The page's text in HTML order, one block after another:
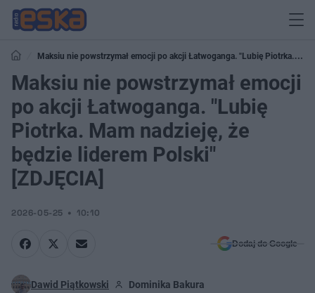
Maksiu nie powstrzymał emocji po akcji Łatwoganga. "Lubię Piotrka.
Mam nadzieję, że będzie liderem Polski" [ZDJĘCIA]
Maksiu nie powstrzymał emocji
po akcji Łatwoganga. "Lubię
Piotrka. Mam nadzieję, że
będzie liderem Polski"
[ZDJĘCIA]
2026-05-25 10:10
Dodaj do Google
Dawid Piątkowski Dominika Bakura